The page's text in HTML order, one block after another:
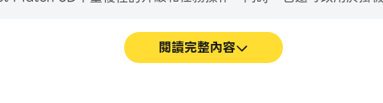
的對象。盡快收集所有物品。
閱讀完整內容